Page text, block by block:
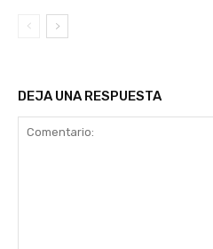
DEJA UNA RESPUESTA